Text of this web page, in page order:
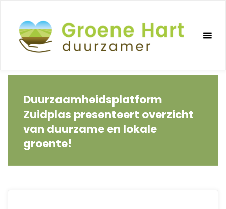
inhoud
Duurzaamheidsplatform
Zuidplas presenteert overzicht
van duurzame en lokale
groente!